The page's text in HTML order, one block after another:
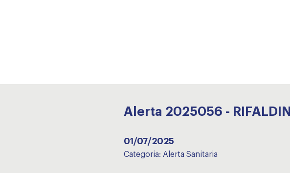
Alerta 2025056 - RIFALDIN
01/07/2025
Categoria: Alerta Sanitaria